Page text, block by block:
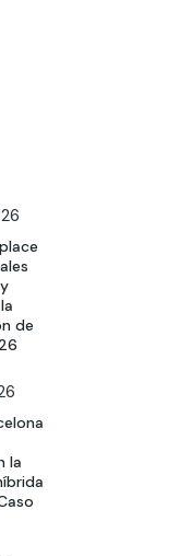
de
la